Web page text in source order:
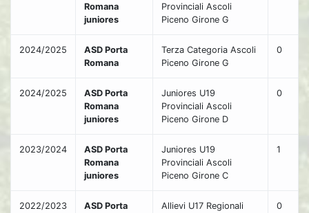
Romana
juniores
Provinciali Ascoli
Piceno Girone G
2024/2025
ASD Porta
Romana
Terza Categoria Ascoli
Piceno Girone G
0
2024/2025
ASD Porta
Romana
juniores
Juniores U19
Provinciali Ascoli
Piceno Girone D
0
2023/2024
ASD Porta
Romana
juniores
Juniores U19
Provinciali Ascoli
Piceno Girone C
1
2022/2023
ASD Porta
Allievi U17 Regionali
0